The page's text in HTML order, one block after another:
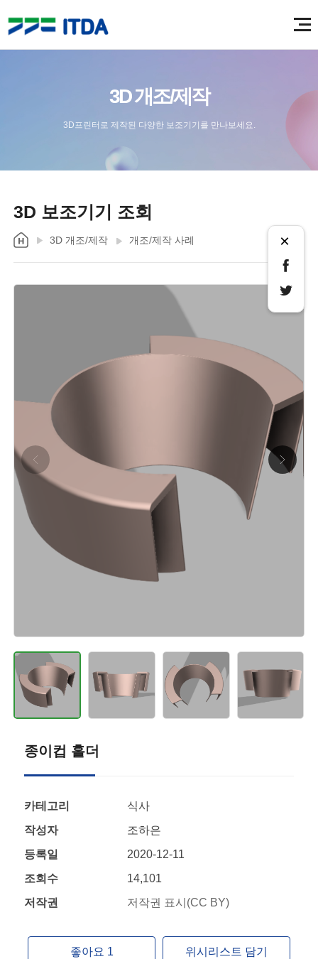
3D 개조/제작
3D프린터로 제작된 다양한 보조기기를 만나보세요.
3D 보조기기 조회
3D 개조/제작 개조/제작 사례 ×
종이컵 홀더
카테고리
식사
작성자
조하은
등록일
2020-12-11
조회수
14,101
저작권
저작권 표시(CC BY)
좋아요 1 위시리스트 담기